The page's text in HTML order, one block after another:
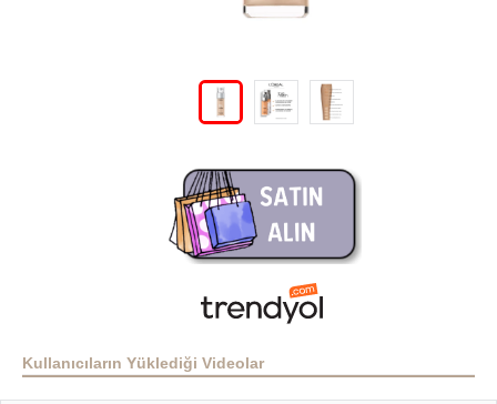
Kullanıcıların Yüklediği Videolar